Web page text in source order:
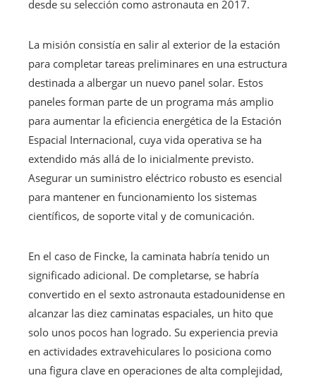
desde su selección como astronauta en 2017.
La misión consistía en salir al exterior de la estación
para completar tareas preliminares en una estructura
destinada a albergar un nuevo panel solar. Estos
paneles forman parte de un programa más amplio
para aumentar la eficiencia energética de la Estación
Espacial Internacional, cuya vida operativa se ha
extendido más allá de lo inicialmente previsto.
Asegurar un suministro eléctrico robusto es esencial
para mantener en funcionamiento los sistemas
científicos, de soporte vital y de comunicación.
En el caso de Fincke, la caminata habría tenido un
significado adicional. De completarse, se habría
convertido en el sexto astronauta estadounidense en
alcanzar las diez caminatas espaciales, un hito que
solo unos pocos han logrado. Su experiencia previa
en actividades extravehiculares lo posiciona como
una figura clave en operaciones de alta complejidad,